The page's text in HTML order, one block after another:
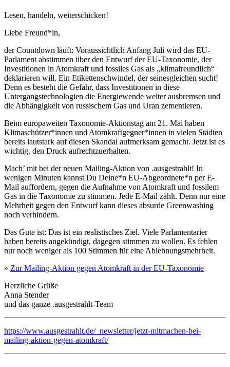
Lesen, handeln, weiterschicken!
Liebe Freund*in,
der Countdown läuft: Voraussichtlich Anfang Juli wird das EU-
Parlament abstimmen über den Entwurf der EU-Taxonomie, der
Investitionen in Atomkraft und fossiles Gas als „klimafreundlich“
deklarieren will. Ein Etikettenschwindel, der seinesgleichen sucht!
Denn es besteht die Gefahr, dass Investitionen in diese
Untergangstechnologien die Energiewende weiter ausbremsen und
die Abhängigkeit von russischem Gas und Uran zementieren.
Beim europaweiten Taxonomie-Aktionstag am 21. Mai haben
Klimaschützer*innen und Atomkraftgegner*innen in vielen Städten
bereits lautstark auf diesen Skandal aufmerksam gemacht. Jetzt ist es
wichtig, den Druck aufrechtzuerhalten.
Mach’ mit bei der neuen Mailing-Aktion von .ausgestrahlt! In
wenigen Minuten kannst Du Deine*n EU-Abgeordnete*n per E-
Mail auffordern, gegen die Aufnahme von Atomkraft und fossilem
Gas in die Taxonomie zu stimmen. Jede E-Mail zählt. Denn nur eine
Mehrheit gegen den Entwurf kann dieses absurde Greenwashing
noch verhindern.
Das Gute ist: Das ist ein realistisches Ziel. Viele Parlamentarier
haben bereits angekündigt, dagegen stimmen zu wollen. Es fehlen
nur noch weniger als 100 Stimmen für eine Ablehnungsmehrheit.
» Zur Mailing-Aktion gegen Atomkraft in der EU-Taxonomie
Herzliche Grüße
Anna Stender
und das ganze .ausgestrahlt-Team
https://www.ausgestrahlt.de/_newsletter/jetzt-mitmachen-bei-
mailing-aktion-gegen-atomkraft/